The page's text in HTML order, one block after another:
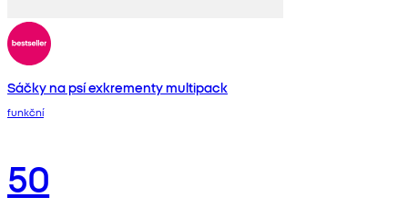
Sáčky na psí exkrementy multipack
funkční
50